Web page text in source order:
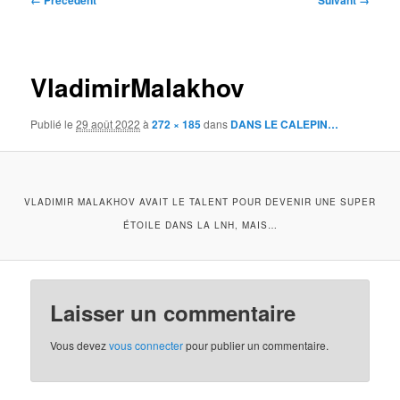
VladimirMalakhov
Publié le29 août 2022 à272 × 185dans DANS LE CALEPIN…
VLADIMIR MALAKHOV AVAIT LE TALENT POUR DEVENIR UNE SUPER
ÉTOILE DANS LA LNH, MAIS…
Laisser un commentaire
Vous devezvous connecterpour publier un commentaire.